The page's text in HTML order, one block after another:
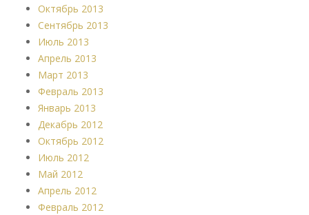
Октябрь 2013
Сентябрь 2013
Июль 2013
Апрель 2013
Март 2013
Февраль 2013
Январь 2013
Декабрь 2012
Октябрь 2012
Июль 2012
Май 2012
Апрель 2012
Февраль 2012